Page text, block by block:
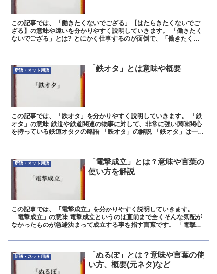
この記事では、「働きたくないでござる」【はたらきたくないでご
ざる】の意味や違いを分かりやすく説明していきます。 「働きたく
ないでござる」とは? とにかく仕事するのが面倒で、「働きたくな
新語・ネット用語 「鉄オタ」とは意味や概要
この記事では、「鉄オタ」を分かりやすく説明していきます。 「鉄
オタ」の意味 鉄道や鉄道関連の物事に対して、非常に強い興味関心
を持っている鉄道オタクの略語 「鉄オタ」の解説 「鉄オタ」は一般
新語・ネット用語
「電撃成立」とは？意味や言葉の
使い方を解説
この記事では、「電撃成立」を分かりやすく説明していきます。
「電撃成立」の意味 電撃成立というのは直前まで全くそんな気配が
なかったものが急遽決まって成立する事を指す言葉です。 「電撃成
新語・ネット用語
「ぬるぽ」とは？意味や言葉の使
い方、概要(元ネタ)など